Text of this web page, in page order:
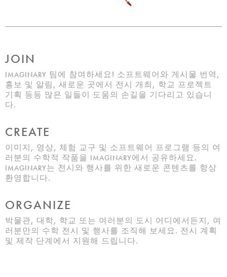
JOIN
IMAGINARY 팀에 참여하세요! 소프트웨어와 게시물 번역,
홍보 및 알림, 새로운 곳에서 전시 개최, 학교 프로젝트
기획 등등 많은 일들이 도움의 손길을 기다리고 있습니
다.
CREATE
이미지, 영상, 체험 교구 및 소프트웨어 프로그램 등의 여
러분의 수학적 작품을 IMAGINARY에서 공유하세요.
IMAGINARY는 전시와 행사를 위한 새로운 콘텐츠를 항상
환영합니다.
ORGANIZE
박물관, 대학, 학교 또는 여러분의 도시 어디에서든지, 여
러분만의 수학 전시 및 행사를 조직해 보세요. 전시 계획
및 제작 단계에서 지원해 드립니다.